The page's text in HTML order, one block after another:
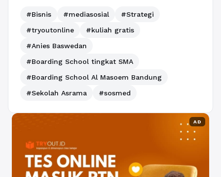
#Bisnis #mediasosial
#Strategi
#tryoutonline
#kuliah gratis
#Anies Baswedan
#Boarding School tingkat SMA
#Boarding School Al Masoem Bandung
#Sekolah Asrama
#sosmed
AD